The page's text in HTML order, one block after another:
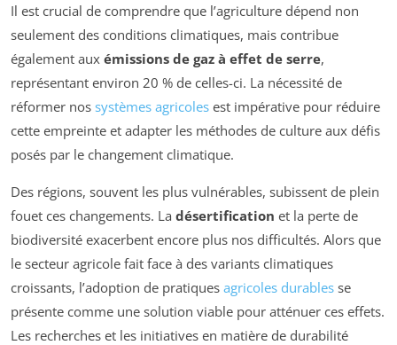
Il est crucial de comprendre que l’agriculture dépend non
seulement des conditions climatiques, mais contribue
également aux émissions de gaz à effet de serre,
représentant environ 20 % de celles-ci. La nécessité de
réformer nos systèmes agricoles est impérative pour réduire
cette empreinte et adapter les méthodes de culture aux défis
posés par le changement climatique.
Des régions, souvent les plus vulnérables, subissent de plein
fouet ces changements. La désertification et la perte de
biodiversité exacerbent encore plus nos difficultés. Alors que
le secteur agricole fait face à des variants climatiques
croissants, l’adoption de pratiques agricoles durables se
présente comme une solution viable pour atténuer ces effets.
Les recherches et les initiatives en matière de durabilité